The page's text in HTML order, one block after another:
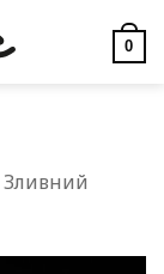
0
Зливний